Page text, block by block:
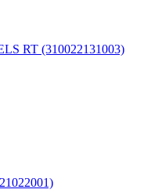
RT (310022131003)